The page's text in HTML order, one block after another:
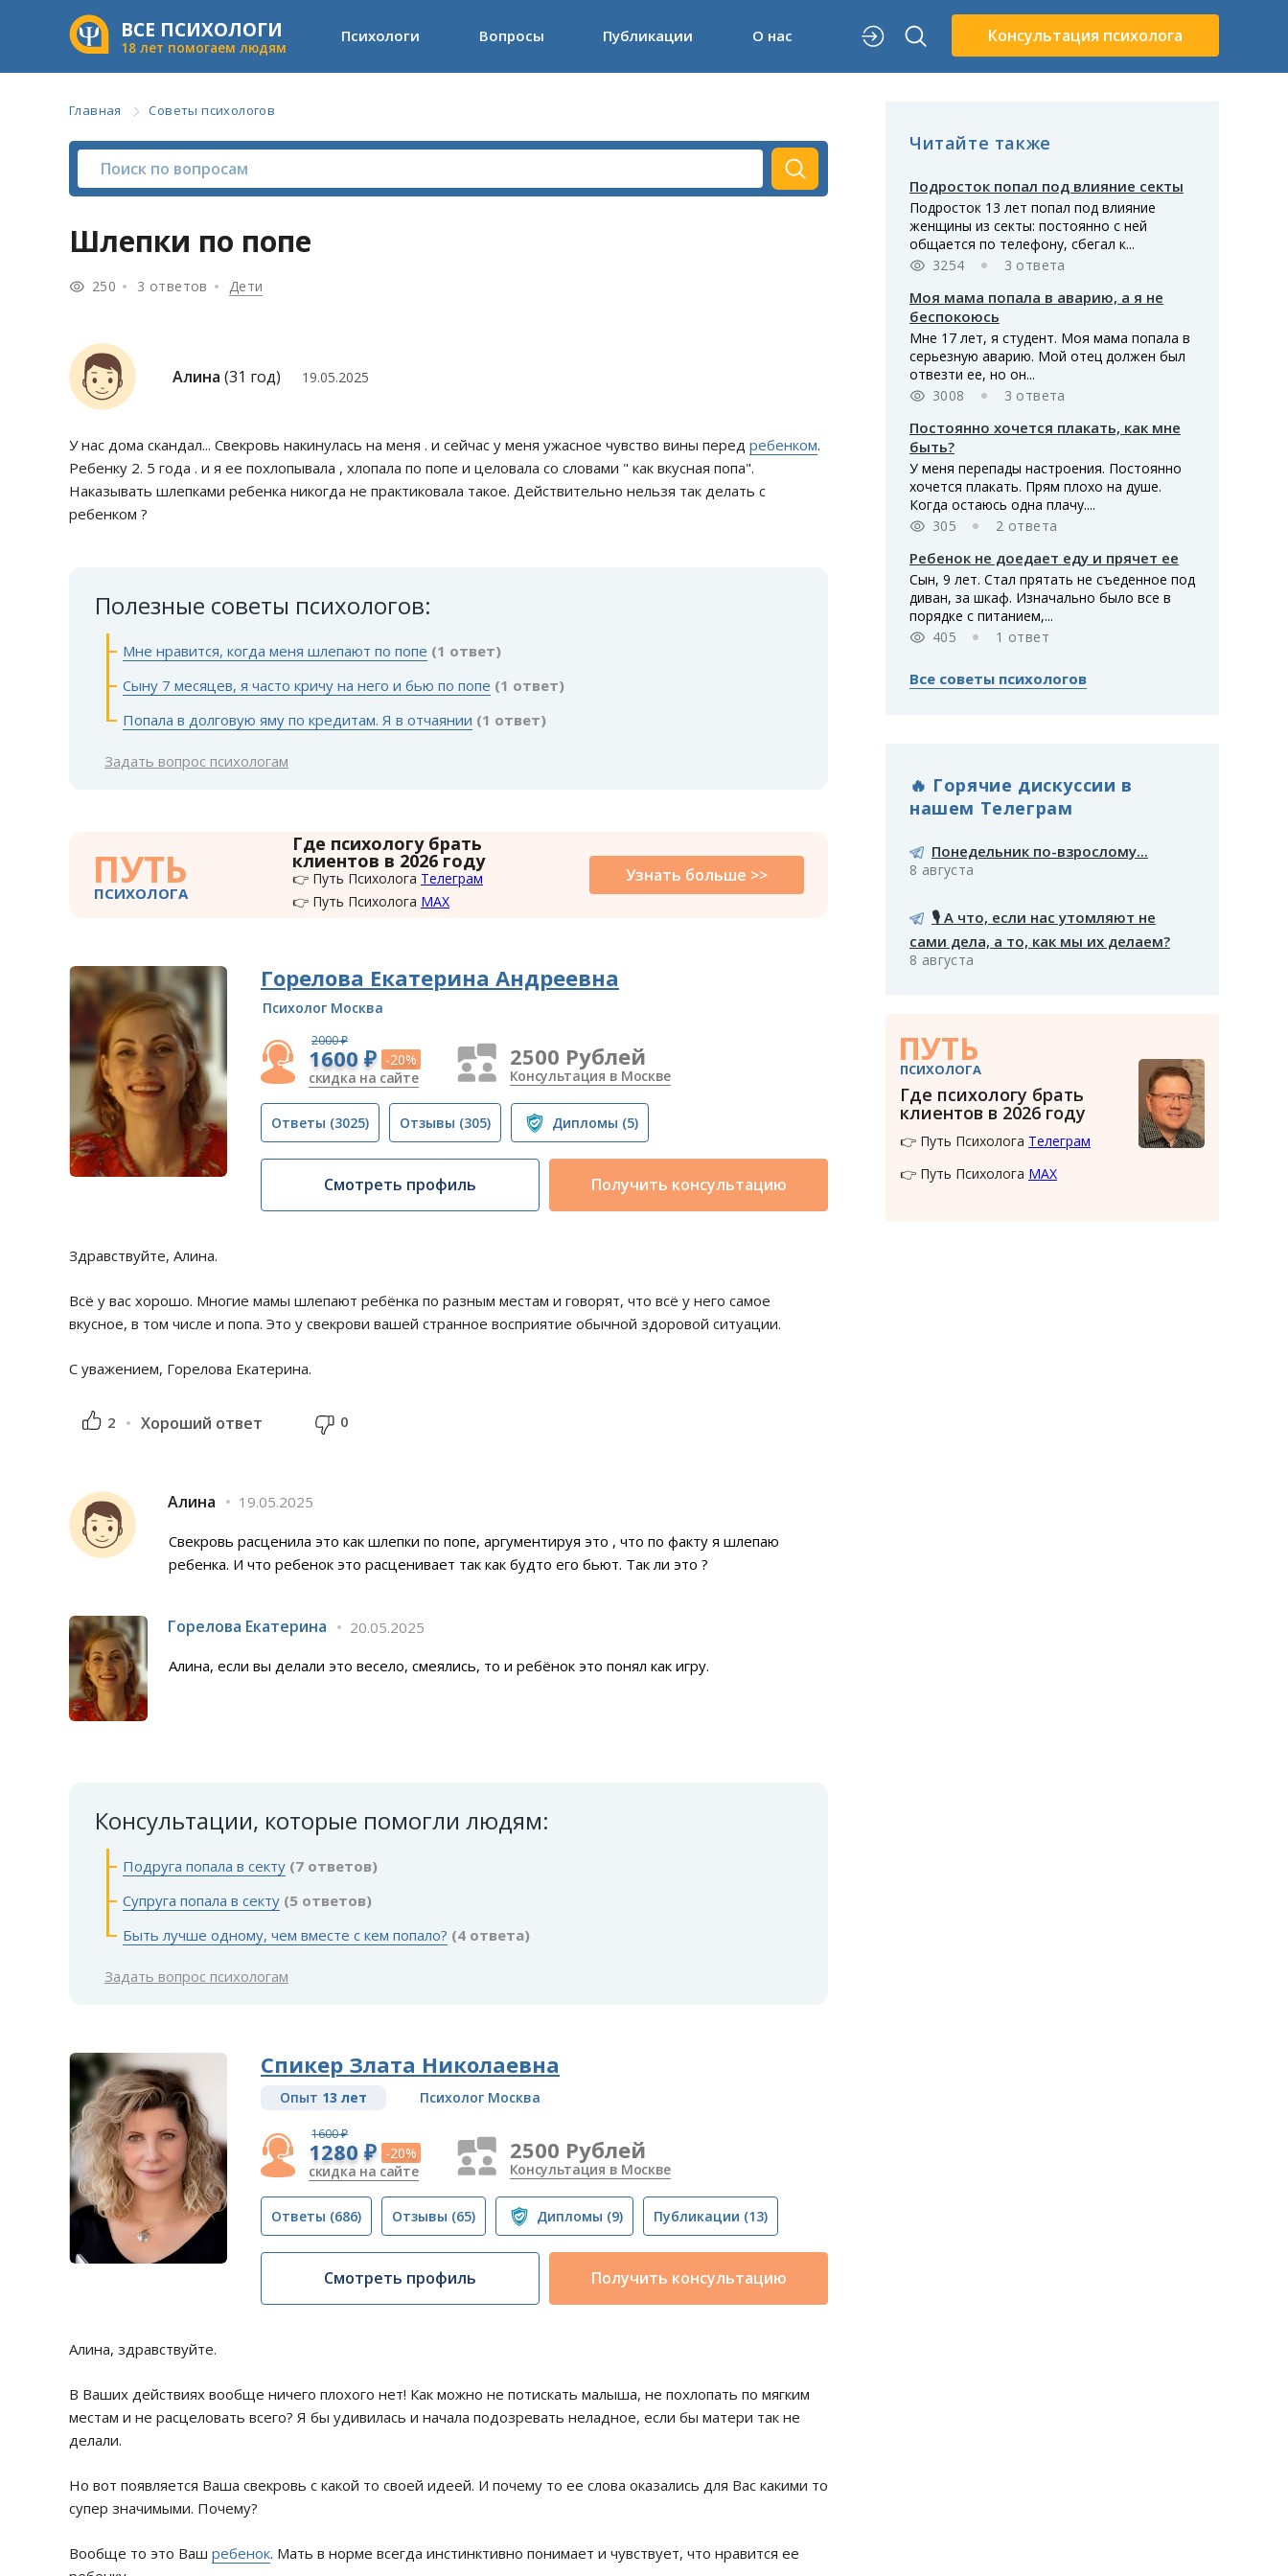
ВСЕ ПСИХОЛОГИ
18 лет помогаем людям
Психологи Вопросы Публикации О нас Консультация психолога
Главная Советы психологов
Шлепки по попе
250 3 ответов Дети
Алина (31 год) 19.05.2025
У нас дома скандал... Свекровь накинулась на меня . и сейчас у меня ужасное чувство вины перед ребенком.
Ребенку 2. 5 года . и я ее похлопывала , хлопала по попе и целовала со словами " как вкусная попа".
Наказывать шлепками ребенка никогда не практиковала такое. Действительно нельзя так делать с
ребенком ?
Полезные советы психологов:
Мне нравится, когда меня шлепают по попе (1 ответ)
Сыну 7 месяцев, я часто кричу на него и бью по попе (1 ответ)
Попала в долговую яму по кредитам. Я в отчаянии (1 ответ)
Задать вопрос психологам
ПУТЬ
ПСИХОЛОГА
Где психологу брать
клиентов в 2026 году
👉 Путь Психолога Телеграм
👉 Путь Психолога MAX
Узнать больше >>
Горелова Екатерина Андреевна
Психолог Москва
2000 ₽
1600 ₽ -20%
скидка на сайте
2500 Рублей
Консультация в Москве
Ответы (3025) Отзывы (305) Дипломы (5)
Смотреть профиль Получить консультацию
Здравствуйте, Алина.
Всё у вас хорошо. Многие мамы шлепают ребёнка по разным местам и говорят, что всё у него самое
вкусное, в том числе и попа. Это у свекрови вашей странное восприятие обычной здоровой ситуации.
С уважением, Горелова Екатерина.
2 Хороший ответ 0
Алина 19.05.2025
Свекровь расценила это как шлепки по попе, аргументируя это , что по факту я шлепаю
ребенка. И что ребенок это расценивает так как будто его бьют. Так ли это ?
Горелова Екатерина 20.05.2025
Алина, если вы делали это весело, смеялись, то и ребёнок это понял как игру.
Консультации, которые помогли людям:
Подруга попала в секту (7 ответов)
Супруга попала в секту (5 ответов)
Быть лучше одному, чем вместе с кем попало? (4 ответа)
Задать вопрос психологам
Спикер Злата Николаевна
Опыт 13 лет Психолог Москва
1600 ₽
1280 ₽ -20%
скидка на сайте
2500 Рублей
Консультация в Москве
Ответы (686) Отзывы (65) Дипломы (9) Публикации (13)
Смотреть профиль Получить консультацию
Алина, здравствуйте.
В Ваших действиях вообще ничего плохого нет! Как можно не потискать малыша, не похлопать по мягким
местам и не расцеловать всего? Я бы удивилась и начала подозревать неладное, если бы матери так не
делали.
Но вот появляется Ваша свекровь с какой то своей идеей. И почему то ее слова оказались для Вас какими то
супер значимыми. Почему?
Вообще то это Ваш ребенок. Мать в норме всегда инстинктивно понимает и чувствует, что нравится ее
Читайте также
Подросток попал под влияние секты
Подросток 13 лет попал под влияние
женщины из секты: постоянно с ней
общается по телефону, сбегал к...
3254
3 ответа
Моя мама попала в аварию, а я не
беспокоюсь
Мне 17 лет, я студент. Моя мама попала в
серьезную аварию. Мой отец должен был
отвезти ее, но он...
3008
3 ответа
Постоянно хочется плакать, как мне
быть?
У меня перепады настроения. Постоянно
хочется плакать. Прям плохо на душе.
Когда остаюсь одна плачу....
305
2 ответа
Ребенок не доедает еду и прячет ее
Сын, 9 лет. Стал прятать не съеденное под
диван, за шкаф. Изначально было все в
порядке с питанием,...
405
1 ответ
Все советы психологов
🔥 Горячие дискуссии в
нашем Телеграм
Понедельник по-взрослому...
8 августа
🎙️ А что, если нас утомляют не
сами дела, а то, как мы их делаем?
8 августа
ПУТЬ
ПСИХОЛОГА
Где психологу брать
клиентов в 2026 году
👉 Путь Психолога Телеграм
👉 Путь Психолога MAX